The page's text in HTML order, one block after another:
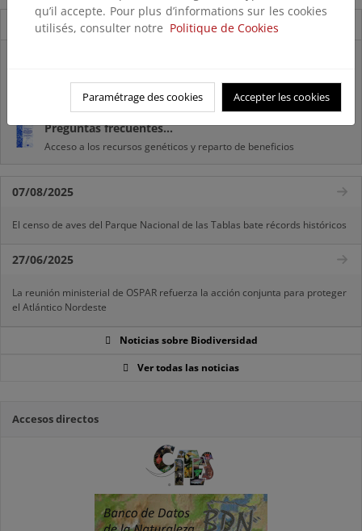
Novedades
silvestres presentes en España
Preguntas frecuentes...
Acceso a los recursos genéticos y reparto de beneficios
07/08/2025
El censo de aves del Parque Nacional de las Tablas bate récords históricos
27/06/2025
La reunión ministerial de OSPAR refuerza la acción conjunta para proteger
el Atlántico Nordeste
Noticias sobre Biodiversidad
Ver todas las noticias
Accesos directos
qu’il accepte. Pour plus d’informations sur les cookies
utilisés, consulter notre Politique de Cookies
Paramétrage des cookies Accepter les cookies